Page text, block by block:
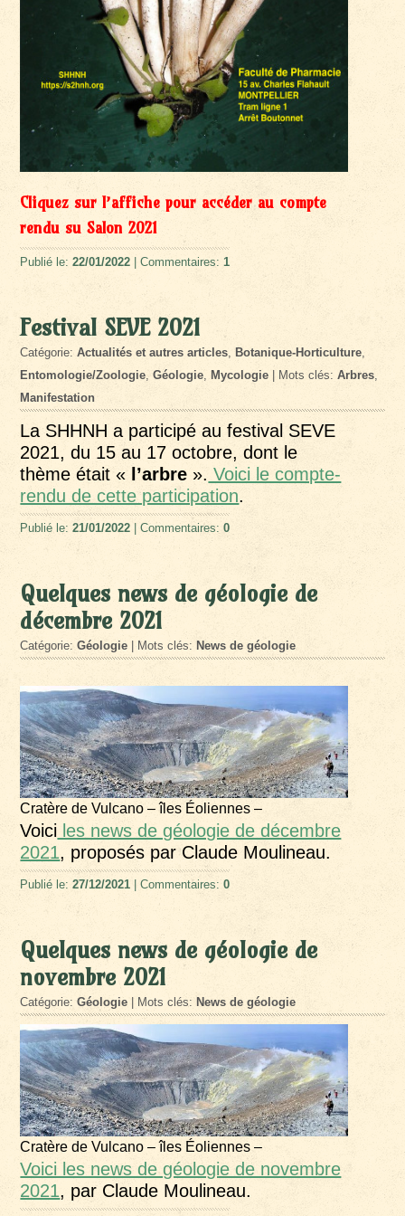
Cliquez sur l’affiche pour accéder au compte
rendu su Salon 2021
Publié le:22/01/2022 | Commentaires: 1
Festival SEVE 2021
Catégorie:Actualités et autres articles ,Botanique-Horticulture
Entomologie/Zoologie ,Géologie ,Mycologie | Mots clés:Arbres
Manifestation
La SHHNH a participé au festival SEVE
2021, du 15 au 17 octobre, dont le
thème était « l’arbre ». Voici le compte-
rendu de cette participation.
Publié le:21/01/2022 | Commentaires:0
Quelques news de géologie de
décembre 2021
Catégorie:Géologie | Mots clés: News de géologie
Cratère de Vulcano – îles Éoliennes –
Voici les news de géologie de décembre
2021, proposés par Claude Moulineau.
Publié le:27/12/2021 | Commentaires:0
Quelques news de géologie de
novembre 2021
Catégorie:Géologie | Mots clés: News de géologie
Cratère de Vulcano – îles Éoliennes –
Voici les news de géologie de novembre
2021, par Claude Moulineau.